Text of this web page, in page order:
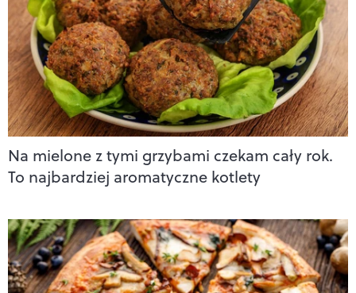
Na mielone z tymi grzybami czekam cały rok.
To najbardziej aromatyczne kotlety